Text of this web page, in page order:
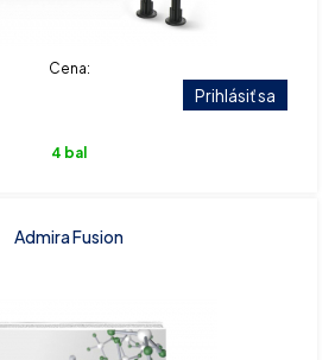
Cena:
Prihlásiť sa
4 bal
Admira Fusion